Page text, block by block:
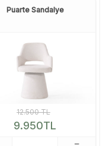
Puarte Sandalye
12.500TL
9.950TL